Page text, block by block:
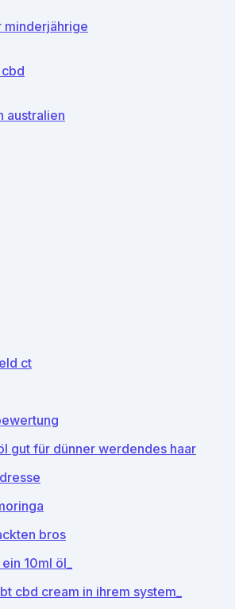
minderjährige
australien
ct
gut für dünner werdendes haar
bros
10ml öl_
cbd cream in ihrem system_